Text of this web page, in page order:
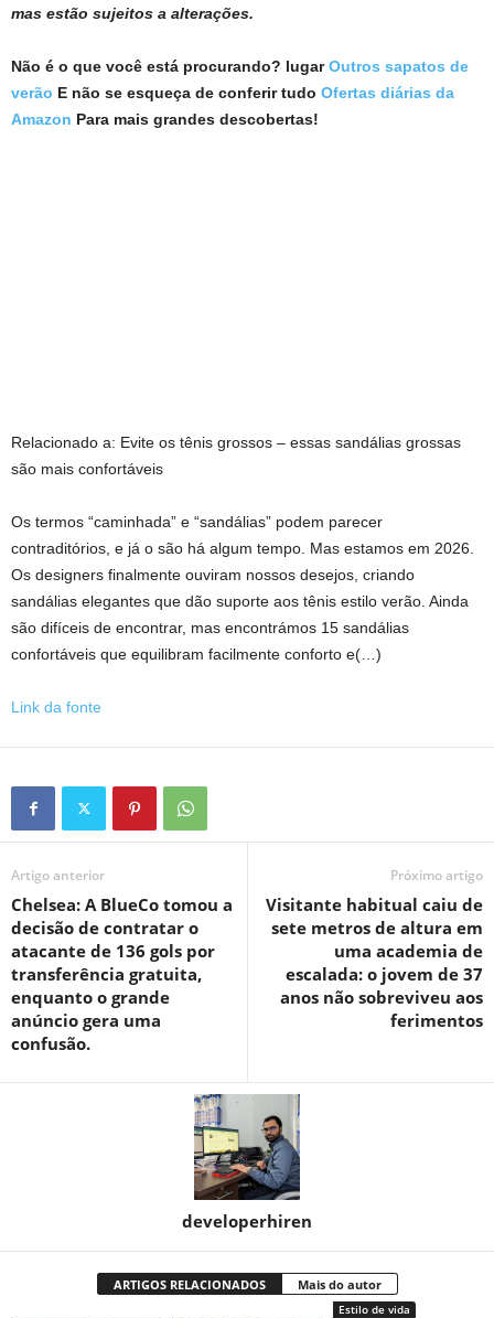
mas estão sujeitos a alterações.
Não é o que você está procurando? lugarOutros sapatos de
verão E não se esqueça de conferir tudo Ofertas diárias da
Amazon Para mais grandes descobertas!
Relacionado a: Evite os tênis grossos – essas sandálias grossas
são mais confortáveis
Os termos “caminhada” e “sandálias” podem parecer
contraditórios, e já o são há algum tempo. Mas estamos em 2026.
Os designers finalmente ouviram nossos desejos, criando
sandálias elegantes que dão suporte aos tênis estilo verão. Ainda
são difíceis de encontrar, mas encontrámos 15 sandálias
confortáveis ​​que equilibram facilmente conforto e(…)
Link da fonte
Artigo anterior
Chelsea: A BlueCo tomou a
decisão de contratar o
atacante de 136 gols por
transferência gratuita,
enquanto o grande
anúncio gera uma
confusão.
Próximo artigo
Visitante habitual caiu de
sete metros de altura em
uma academia de
escalada: o jovem de 37
anos não sobreviveu aos
ferimentos
developerhiren
ARTIGOS RELACIONADOS Mais do autor
Estilo de vida